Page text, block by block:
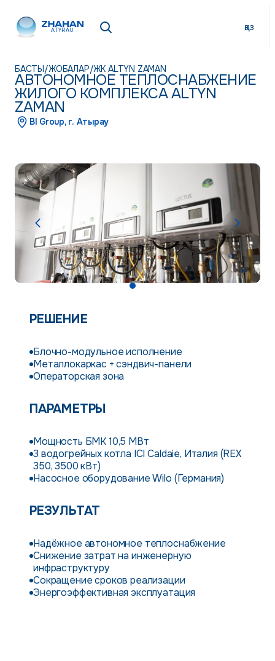
ATYRAU қаз
БАСТЫ/ЖОБАЛАР/ЖК ALTYN ZAMAN
АВТОНОМНОЕ ТЕПЛОСНАБЖЕНИЕ
ЖИЛОГО КОМПЛЕКСА ALTYN
ZAMAN
BI Group, г. Атырау
РЕШЕНИЕ
Блочно-модульное исполнение
Металлокаркас + сэндвич-панели
Операторская зона
ПАРАМЕТРЫ
Мощность БМК 10,5 МВт
3 водогрейных котла ICI Caldaie, Италия (REX
350, 3500 кВт)
Насосное оборудование Wilo (Германия)
РЕЗУЛЬТАТ
Надёжное автономное теплоснабжение
Снижение затрат на инженерную
инфраструктуру
Сокращение сроков реализации
Энергоэффективная эксплуатация